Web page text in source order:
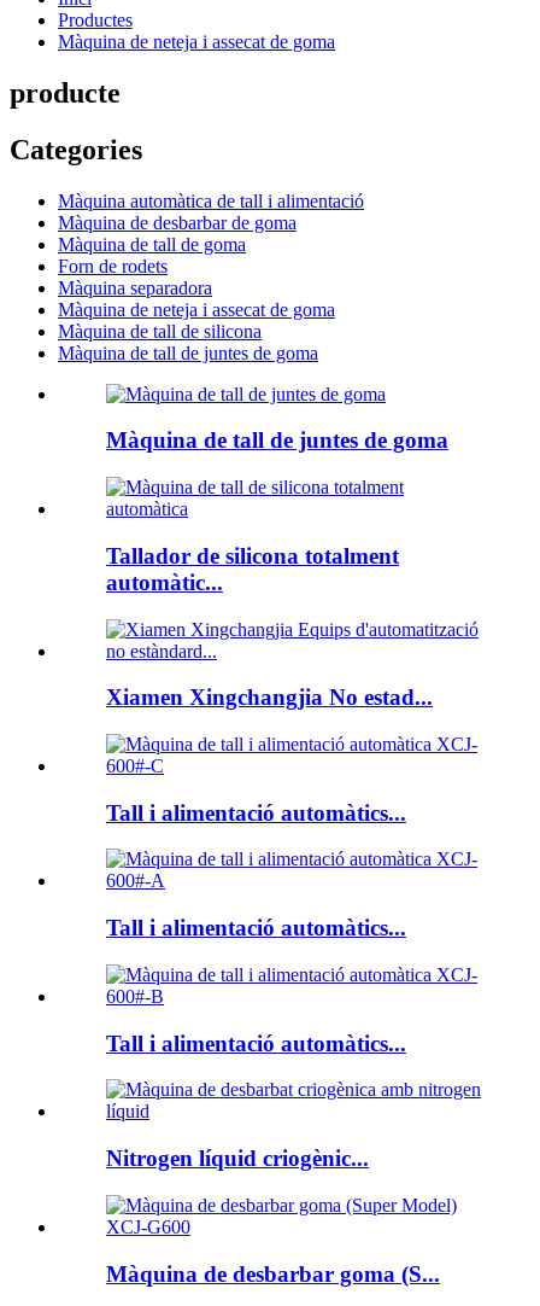
Productes
Màquina de neteja i assecat de goma
producte
Categories
Màquina automàtica de tall i alimentació
Màquina de desbarbar de goma
Màquina de tall de goma
Forn de rodets
Màquina separadora
Màquina de neteja i assecat de goma
Màquina de tall de silicona
Màquina de tall de juntes de goma
Màquina de tall de juntes de goma
Tallador de silicona totalment
automàtic...
Xiamen Xingchangjia No estad...
Tall i alimentació automàtics...
Tall i alimentació automàtics...
Tall i alimentació automàtics...
Nitrogen líquid criogènic...
Màquina de desbarbar goma (S...